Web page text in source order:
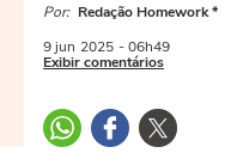
Por: Redação Homework *
9 jun 2025 - 06h49
Exibir comentários